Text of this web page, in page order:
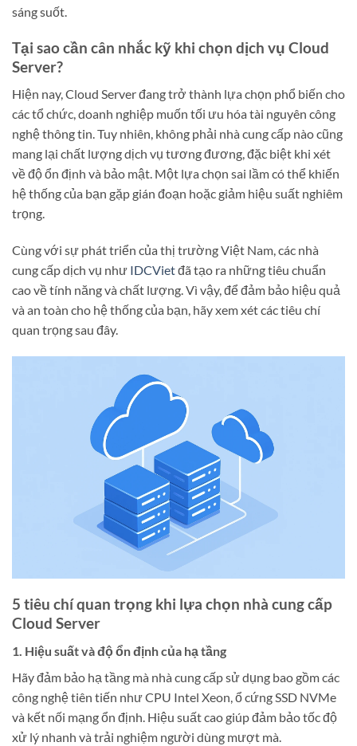
sáng suốt.
Tại sao cần cân nhắc kỹ khi chọn dịch vụ Cloud
Server?
Hiện nay, Cloud Server đang trở thành lựa chọn phổ biến cho
các tổ chức, doanh nghiệp muốn tối ưu hóa tài nguyên công
nghệ thông tin. Tuy nhiên, không phải nhà cung cấp nào cũng
mang lại chất lượng dịch vụ tương đương, đặc biệt khi xét
về độ ổn định và bảo mật. Một lựa chọn sai lầm có thể khiến
hệ thống của bạn gặp gián đoạn hoặc giảm hiệu suất nghiêm
trọng.
Cùng với sự phát triển của thị trường Việt Nam, các nhà
cung cấp dịch vụ như IDCVietđã tạo ra những tiêu chuẩn
cao về tính năng và chất lượng. Vì vậy, để đảm bảo hiệu quả
và an toàn cho hệ thống của bạn, hãy xem xét các tiêu chí
quan trọng sau đây.
5 tiêu chí quan trọng khi lựa chọn nhà cung cấp
Cloud Server
1. Hiệu suất và độ ổn định của hạ tầng
Hãy đảm bảo hạ tầng mà nhà cung cấp sử dụng bao gồm các
công nghệ tiên tiến như CPU Intel Xeon, ổ cứng SSD NVMe
và kết nối mạng ổn định. Hiệu suất cao giúp đảm bảo tốc độ
xử lý nhanh và trải nghiệm người dùng mượt mà.